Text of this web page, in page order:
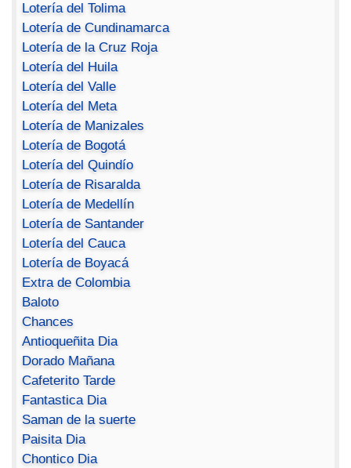
Lotería del Tolima
Lotería de Cundinamarca
Lotería de la Cruz Roja
Lotería del Huila
Lotería del Valle
Lotería del Meta
Lotería de Manizales
Lotería de Bogotá
Lotería del Quindío
Lotería de Risaralda
Lotería de Medellín
Lotería de Santander
Lotería del Cauca
Lotería de Boyacá
Extra de Colombia
Baloto
Chances
Antioqueñita Dia
Dorado Mañana
Cafeterito Tarde
Fantastica Dia
Saman de la suerte
Paisita Dia
Chontico Dia